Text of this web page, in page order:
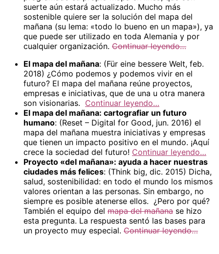
suerte aún estará actualizado. Mucho más
sostenible quiere ser la solución del mapa del
mañana (su lema: «todo lo bueno en un mapa»), ya
que puede ser utilizado en toda Alemania y por
cualquier organización. Continuar leyendo…
El mapa del mañana: (Für eine bessere Welt, feb.
2018) ¿Cómo podemos y podemos vivir en el
futuro? El mapa del mañana reúne proyectos,
empresas e iniciativas, que de una u otra manera
son visionarias. Continuar leyendo…
El mapa del mañana: cartografiar un futuro
humano: (Reset – Digital for Good, jun. 2016) el
mapa del mañana muestra iniciativas y empresas
que tienen un impacto positivo en el mundo. ¡Aquí
crece la sociedad del futuro! Continuar leyendo…
Proyecto «del mañana»: ayuda a hacer nuestras
ciudades más felices: (Think big, dic. 2015) Dicha,
salud, sostenibilidad: en todo el mundo los mismos
valores orientan a las personas. Sin embargo, no
siempre es posible atenerse ellos. ¿Pero por qué?
También el equipo del mapa del mañana se hizo
esta pregunta. La respuesta sentó las bases para
un proyecto muy especial. Continuar leyendo…